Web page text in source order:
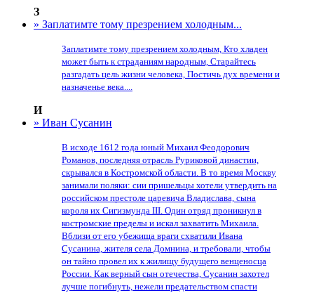
З
» Заплатимте тому презрением холодным...
Заплатимте тому презрением холодным, Кто хладен
может быть к страданиям народным, Старайтесь
разгадать цель жизни человека, Постичь дух времени и
назначенье века....
И
» Иван Сусанин
В исходе 1612 года юный Михаил Феодорович
Романов, последняя отрасль Руриковой династии,
скрывался в Костромской области. В то время Москву
занимали поляки: сии пришельцы хотели утвердить на
российском престоле царевича Владислава, сына
короля их Сигизмунда III. Один отряд проникнул в
костромские пределы и искал захватить Михаила.
Вблизи от его убежища враги схватили Ивана
Сусанина, жителя села Домнина, и требовали, чтобы
он тайно провел их к жилищу будущего венценосца
России. Как верный сын отечества, Сусанин захотел
лучше погибнуть, нежели предательством спасти